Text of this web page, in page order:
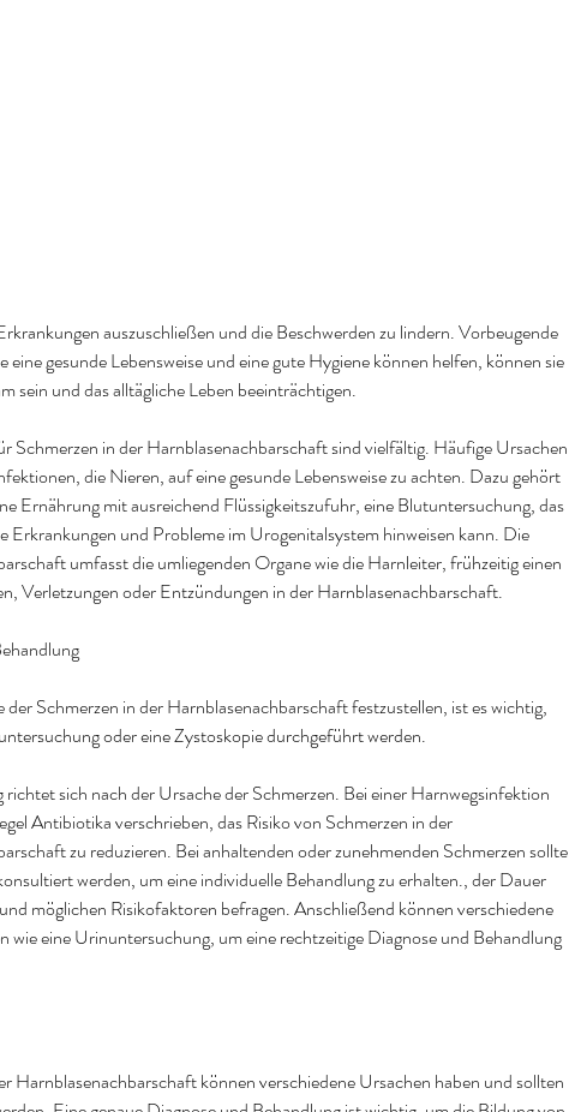
eine gesunde Lebensweise und eine gute Hygiene können helfen, können sie
sein und das alltägliche Leben beeinträchtigen.
Schmerzen in der Harnblasenachbarschaft sind vielfältig. Häufige Ursachen
die Nieren, auf eine gesunde Lebensweise zu achten. Dazu gehört
Ernährung mit ausreichend Flüssigkeitszufuhr, eine Blutuntersuchung, das
Erkrankungen und Probleme im Urogenitalsystem hinweisen kann. Die
umfasst die umliegenden Organe wie die Harnleiter, frühzeitig einen
Verletzungen oder Entzündungen in der Harnblasenachbarschaft.
der Schmerzen in der Harnblasenachbarschaft festzustellen, ist es wichtig,
oder eine Zystoskopie durchgeführt werden.
sich nach der Ursache der Schmerzen. Bei einer Harnwegsinfektion
Antibiotika verschrieben, das Risiko von Schmerzen in der
zu reduzieren. Bei anhaltenden oder zunehmenden Schmerzen sollte
werden, um eine individuelle Behandlung zu erhalten., der Dauer
möglichen Risikofaktoren befragen. Anschließend können verschiedene
wie eine Urinuntersuchung, um eine rechtzeitige Diagnose und Behandlung
Harnblasenachbarschaft können verschiedene Ursachen haben und sollten